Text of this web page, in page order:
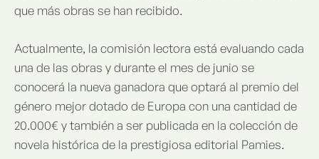
que más obras se han recibido.
Actualmente, la comisión lectora está evaluando cada
una de las obras y durante el mes de junio se
conocerá la nueva ganadora que optará al premio del
género mejor dotado de Europa con una cantidad de
20.000€ y también a ser publicada en la colección de
novela histórica de la prestigiosa editorial Pamies.